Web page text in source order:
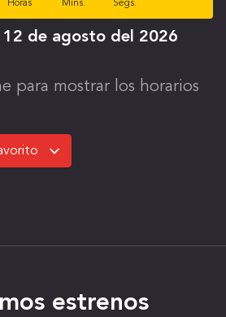
Horas Mins. Segs.
12 de agosto del 2026
para mostrar los horarios
estrenos